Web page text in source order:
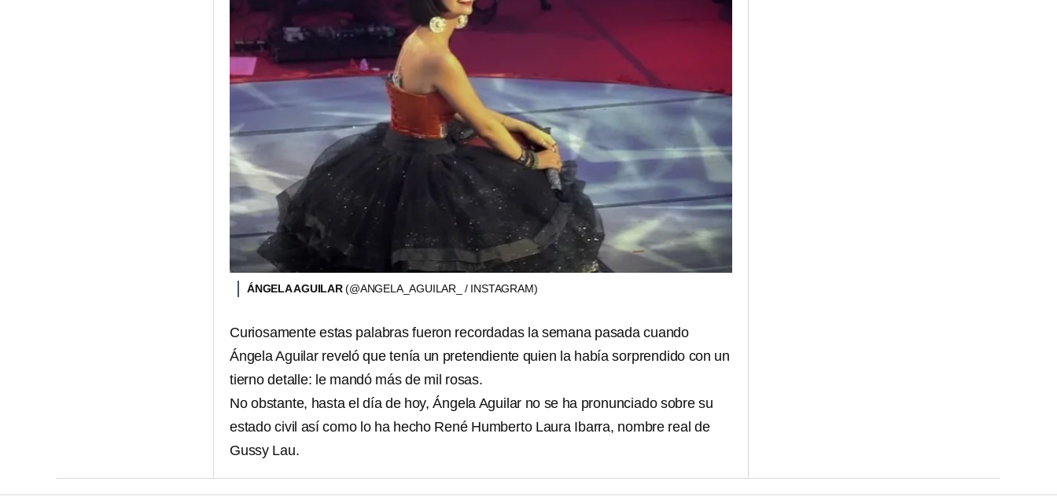
ÁNGELA AGUILAR(@ANGELA_AGUILAR_ / INSTAGRAM)
Curiosamente estas palabras fueron recordadas la semana pasada cuando
Ángela Aguilar reveló que tenía un pretendiente quien la había sorprendido con un
tierno detalle: le mandó más de mil rosas.
No obstante, hasta el día de hoy, Ángela Aguilar no se ha pronunciado sobre su
estado civil así como lo ha hecho René Humberto Laura Ibarra, nombre real de
Gussy Lau.